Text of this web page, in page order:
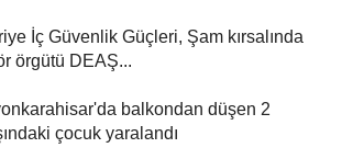
İç Güvenlik Güçleri, Şam kırsalında
örgütü DEAŞ...
balkondan düşen 2
çocuk yaralandı